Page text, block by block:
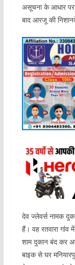
असूचना के आधार पर
बाद आरजू की
देव ज्लेवर्स नामक
हैं। वह रतवारा गांव
शाम दुकान बंद कर
बाइक से घर